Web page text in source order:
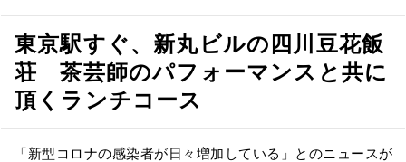
東京駅すぐ、新丸ビルの四川豆花飯
荘 茶芸師のパフォーマンスと共に
頂くランチコース
「新型コロナの感染者が日々増加している」とのニュースが